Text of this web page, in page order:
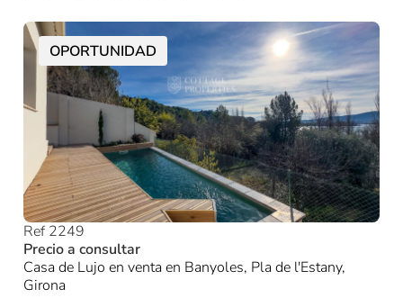
OPORTUNIDAD
Ref 2249
Precio a consultar
Casa de Lujo en venta en Banyoles, Pla de l'Estany,
Girona